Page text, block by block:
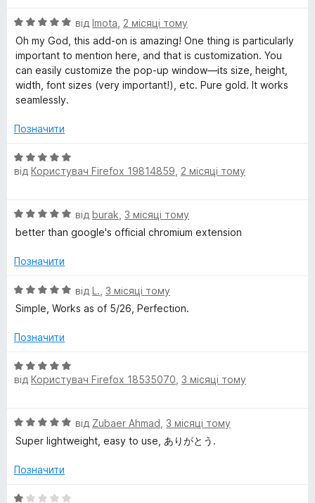
1
з
5
О
ц
н
к
а
з
від Imota 2 місяці тому
Oh my God, this add-on is amazing! One thing is particularly
important to mention here, and that is customization. You
can easily customize the pop-up window—its size, height,
width, font sizes (very important!), etc. Pure gold. It works
seamlessly.
Позначити
О
ц
к
а
з
від Користувач Firefox 19814859 2 місяці тому
О
ц
н
а
5
5
від burak 3 місяці тому
better than google's official chromium extension
Позначити
О
ц
н
а
5
від L. 3 місяці тому
Simple, Works as of 5/26, Perfection.
Позначити
О
ц
к
а
з
від Користувач Firefox 18535070 3 місяці тому
О
ц
н
а
від Zubaer Ahmad 3 місяці тому
Super lightweight, easy to use, ありがとう.
Позначити
О